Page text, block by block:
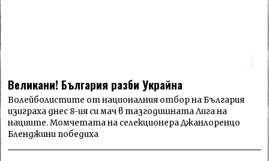
Великани! България разби Украйна
Волейболистите от националния отбор на България
изиграха днес 8-ия си мач в тазгодишната Лига на
нациите. Момчетата на селекционера Джанлоренцо
Бленджини победиха